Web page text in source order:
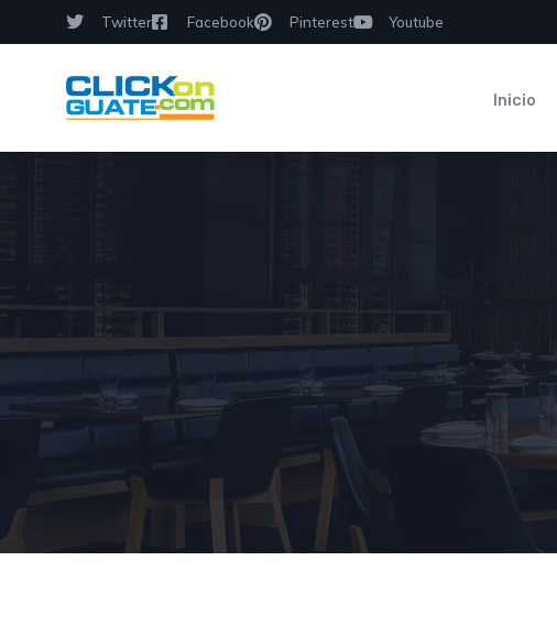
Twitter Facebook Pinterest Youtube
Inicio